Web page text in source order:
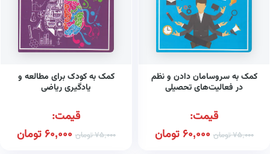
کمک به سروسامان دادن و نظم
در فعالیت‌های تحصیلی
قیمت:
75,000تومان 60,000 تومان
کمک به کودک برای مطالعه و
یادگیری ریاضی
قیمت:
75,000تومان 60,000 تومان